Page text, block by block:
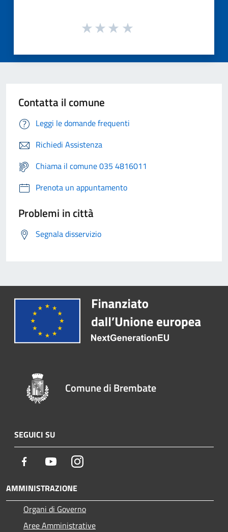
Contatta il comune
Leggi le domande frequenti
Richiedi Assistenza
Chiama il comune 035 4816011
Prenota un appuntamento
Problemi in città
Segnala disservizio
Comune di Brembate
SEGUICI SU
Facebook YoutubeInstagram
AMMINISTRAZIONE
Organi di Governo
Aree Amministrative